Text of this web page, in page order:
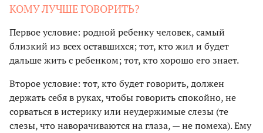
КОМУ ЛУЧШЕ ГОВОРИТЬ?
Первое условие: родной ребенку человек, самый
близкий из всех оставшихся; тот, кто жил и будет
дальше жить с ребенком; тот, кто хорошо его знает.
Второе условие: тот, кто будет говорить, должен
держать себя в руках, чтобы говорить спокойно, не
сорваться в истерику или неудержимые слезы (те
слезы, что наворачиваются на глаза, — не помеха). Ему